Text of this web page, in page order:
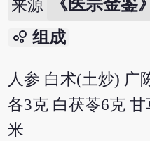
来源 《医宗金鉴
bubble_chart 组成
人参 白术(土炒) 广
各3克 白茯苓6克
米